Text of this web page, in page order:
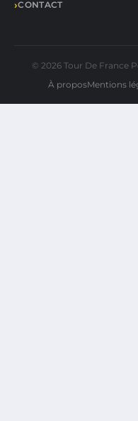
CONTACT
© 2026 Tour De France
À proposMentions